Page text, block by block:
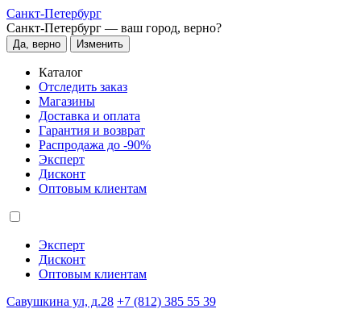
Санкт-Петербург
Санкт-Петербург — ваш город, верно?
Да, верно Изменить
Каталог
Отследить заказ
Магазины
Доставка и оплата
Гарантия и возврат
Распродажа до -90%
Эксперт
Дисконт
Оптовым клиентам
Эксперт
Дисконт
Оптовым клиентам
Савушкина ул, д.28 +7 (812) 385 55 39